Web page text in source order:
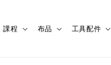
課程 布品 工具配件